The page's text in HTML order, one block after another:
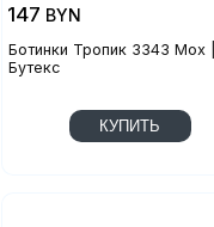
Ботинки Тропик 3343 Мох |
Бутекс
147 BYN
КУПИТЬ